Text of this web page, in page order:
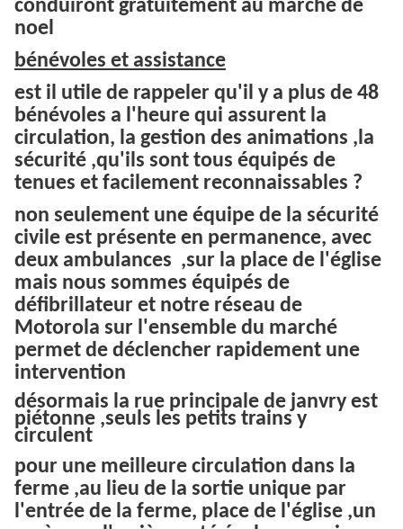
conduiront gratuitement au marché de
noel
bénévoles et assistance
est il utile de rappeler qu'il y a plus de 48
bénévoles a l'heure qui assurent la
circulation, la gestion des animations ,la
sécurité ,qu'ils sont tous équipés de
tenues et facilement reconnaissables ?
non seulement une équipe de la sécurité
civile est présente en permanence, avec
deux ambulances ,sur la place de l'église
mais nous sommes équipés de
défibrillateur et notre réseau de
Motorola sur l'ensemble du marché
permet de déclencher rapidement une
intervention
désormais la rue principale de janvry est
piétonne ,seuls les petits trains y
circulent
pour une meilleure circulation dans la
ferme ,au lieu de la sortie unique par
l'entrée de la ferme, place de l'église ,un